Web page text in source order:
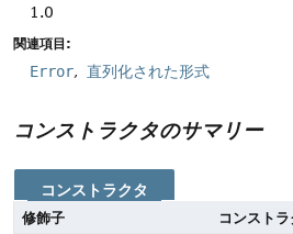
1.0
関連項目:
Error 直列化された形式
コンストラクタのサマリー
コンストラクタ
修飾子
コンストラ